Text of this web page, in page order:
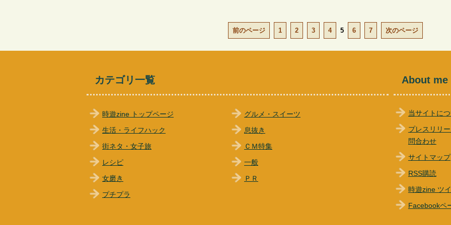
前のページ 1 2 3 4 5 6 7 次のページ
カテゴリ一覧
時遊zine トップページ
生活・ライフハック
街ネタ・女子旅
レシピ
女磨き
プチプラ
グルメ・スイーツ
息抜き
ＣＭ特集
一般
ＰＲ
About me
当サイトに
プレスリリ
問合わせ
サイトマップ
RSS購読
時遊zine ツ
Facebookペ